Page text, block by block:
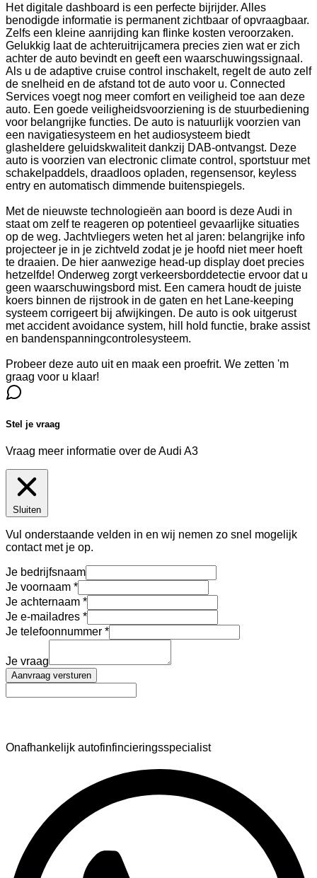
Het digitale dashboard is een perfecte bijrijder. Alles
benodigde informatie is permanent zichtbaar of opvraagbaar.
Zelfs een kleine aanrijding kan flinke kosten veroorzaken.
Gelukkig laat de achteruitrijcamera precies zien wat er zich
achter de auto bevindt en geeft een waarschuwingssignaal.
Als u de adaptive cruise control inschakelt, regelt de auto zelf
de snelheid en de afstand tot de auto voor u. Connected
Services voegt nog meer comfort en veiligheid toe aan deze
auto. Een goede veiligheidsvoorziening is de stuurbediening
voor belangrijke functies. De auto is natuurlijk voorzien van
een navigatiesysteem en het audiosysteem biedt
glasheldere geluidskwaliteit dankzij DAB-ontvangst. Deze
auto is voorzien van electronic climate control, sportstuur met
schakelpaddels, draadloos opladen, regensensor, keyless
entry en automatisch dimmende buitenspiegels.
Met de nieuwste technologieën aan boord is deze Audi in
staat om zelf te reageren op potentieel gevaarlijke situaties
op de weg. Jachtvliegers weten het al jaren: belangrijke info
projecteer je in je zichtveld zodat je je hoofd niet meer hoeft
te draaien. De hier aanwezige head-up display doet precies
hetzelfde! Onderweg zorgt verkeersborddetectie ervoor dat u
geen waarschuwingsbord mist. Een camera houdt de juiste
koers binnen de rijstrook in de gaten en het Lane-keeping
systeem corrigeert bij afwijkingen. De auto is ook uitgerust
met accident avoidance system, hill hold functie, brake assist
en bandenspanningcontrolesysteem.
Probeer deze auto uit en maak een proefrit. We zetten 'm
graag voor u klaar!
Stel je vraag
Vraag meer informatie over deAudi A3
Sluiten
Vul onderstaande velden in en wij nemen zo snel mogelijk
contact met je op.
Je bedrijfsnaam
Je voornaam
Je achternaam
Je e-mailadres
Je telefoonnummer
Je vraag
Aanvraag versturen
Onafhankelijk autofinfincieringsspecialist